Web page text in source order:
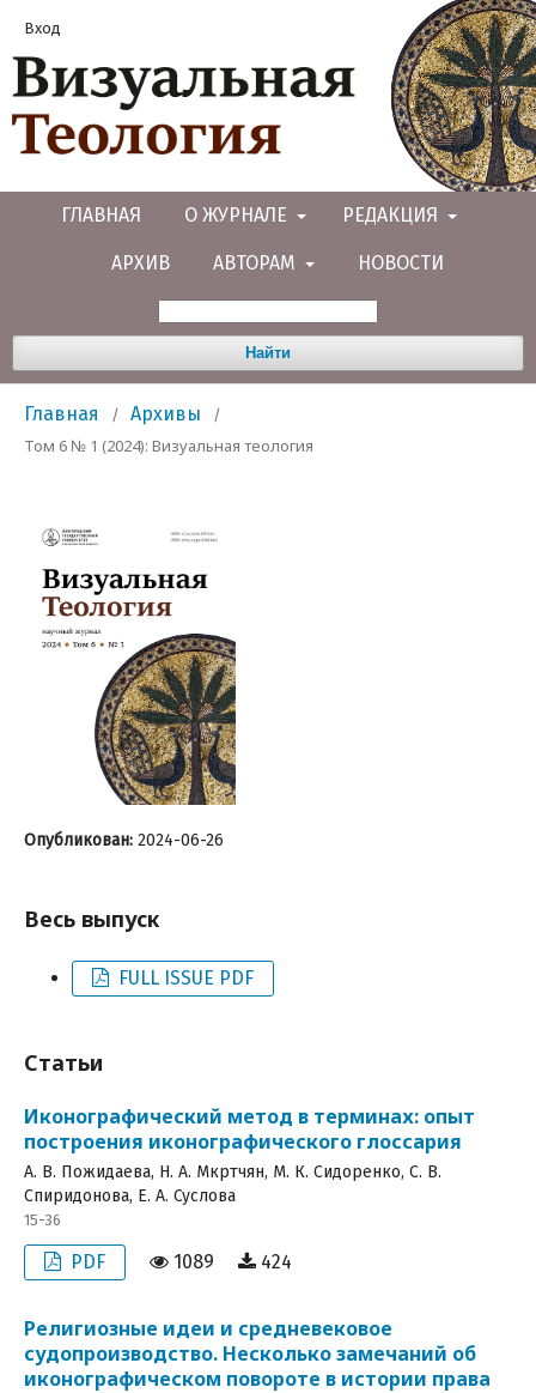
ГЛАВНАЯ О ЖУРНАЛЕ РЕДАКЦИЯ
АРХИВ АВТОРАМ НОВОСТИ
Найти
Вход
Главная / Архивы /
Том 6 № 1 (2024): Визуальная теология
Опубликован: 2024-06-26
Весь выпуск
FULL ISSUE PDF
Статьи
Иконографический метод в терминах: опыт
построения иконографического глоссария
А. В. Пожидаева, Н. А. Мкртчян, М. К. Сидоренко, С. В.
Спиридонова, E. A. Суслова
15-36
PDF 1089 424
Религиозные идеи и средневековое
судопроизводство. Несколько замечаний об
иконографическом повороте в истории права